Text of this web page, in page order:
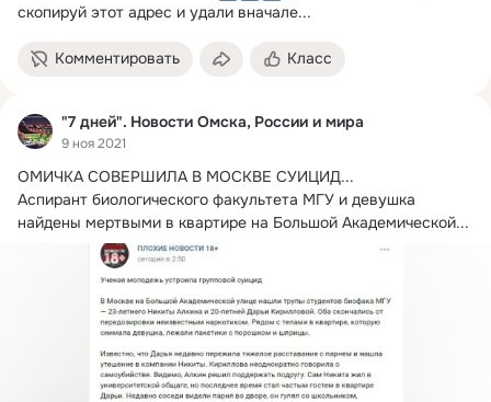
скопируй этот адрес и удали вначале...
Комментировать Класс
"7 дней". Новости Омска, России и мира
9 ноя 2021
ОМИЧКА СОВЕРШИЛА В МОСКВЕ СУИЦИД...
Аспирант биологического факультета МГУ и девушка
найдены мертвыми в квартире на Большой Академической...